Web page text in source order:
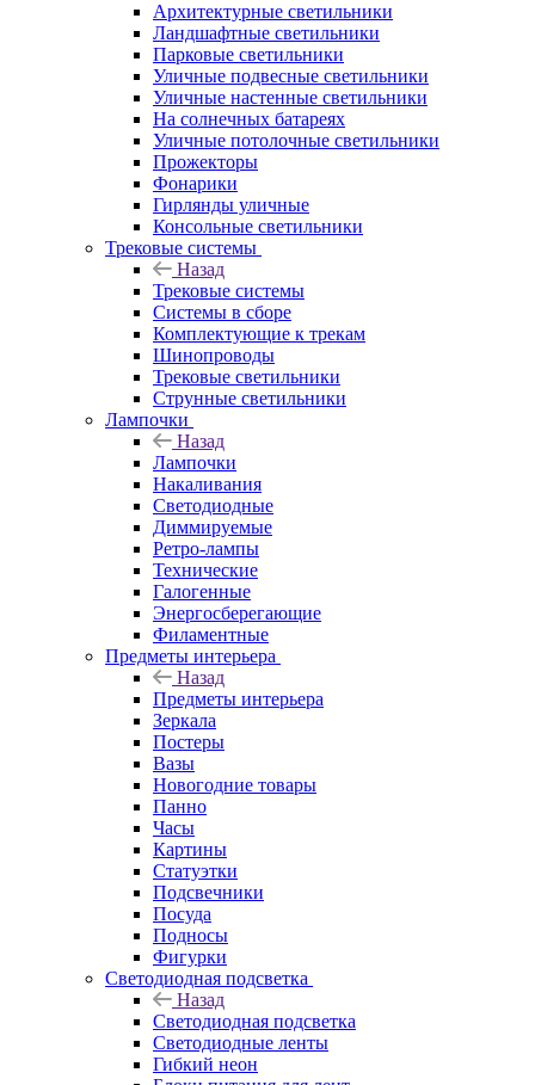
Архитектурные светильники
Ландшафтные светильники
Парковые светильники
Уличные подвесные светильники
Уличные настенные светильники
На солнечных батареях
Уличные потолочные светильники
Прожекторы
Фонарики
Гирлянды уличные
Консольные светильники
Трековые системы
Назад
Трековые системы
Системы в сборе
Комплектующие к трекам
Шинопроводы
Трековые светильники
Струнные светильники
Лампочки
Назад
Лампочки
Накаливания
Светодиодные
Диммируемые
Ретро-лампы
Технические
Галогенные
Энергосберегающие
Филаментные
Предметы интерьера
Назад
Предметы интерьера
Зеркала
Постеры
Вазы
Новогодние товары
Панно
Часы
Картины
Статуэтки
Подсвечники
Посуда
Подносы
Фигурки
Светодиодная подсветка
Назад
Светодиодная подсветка
Светодиодные ленты
Гибкий неон